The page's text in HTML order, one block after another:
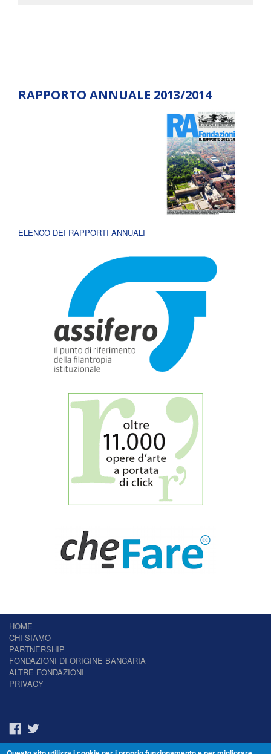
RAPPORTO ANNUALE 2013/2014
ELENCO DEI RAPPORTI ANNUALI
HOME
CHI SIAMO
PARTNERSHIP
FONDAZIONI DI ORIGINE BANCARIA
ALTRE FONDAZIONI
PRIVACY